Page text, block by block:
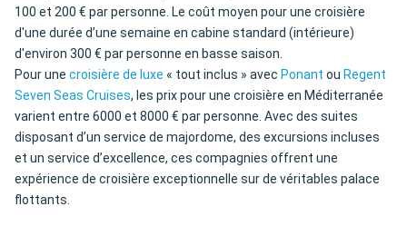
100 et 200 € par personne. Le coût moyen pour une croisière
d'une durée d’une semaine en cabine standard (intérieure)
d'environ 300 € par personne en basse saison.
Pour une croisière de luxe « tout inclus » avec Ponant ou Regent
Seven Seas Cruises, les prix pour une croisière en Méditerranée
varient entre 6000 et 8000 € par personne. Avec des suites
disposant d’un service de majordome, des excursions incluses
et un service d’excellence, ces compagnies offrent une
expérience de croisière exceptionnelle sur de véritables palace
flottants.